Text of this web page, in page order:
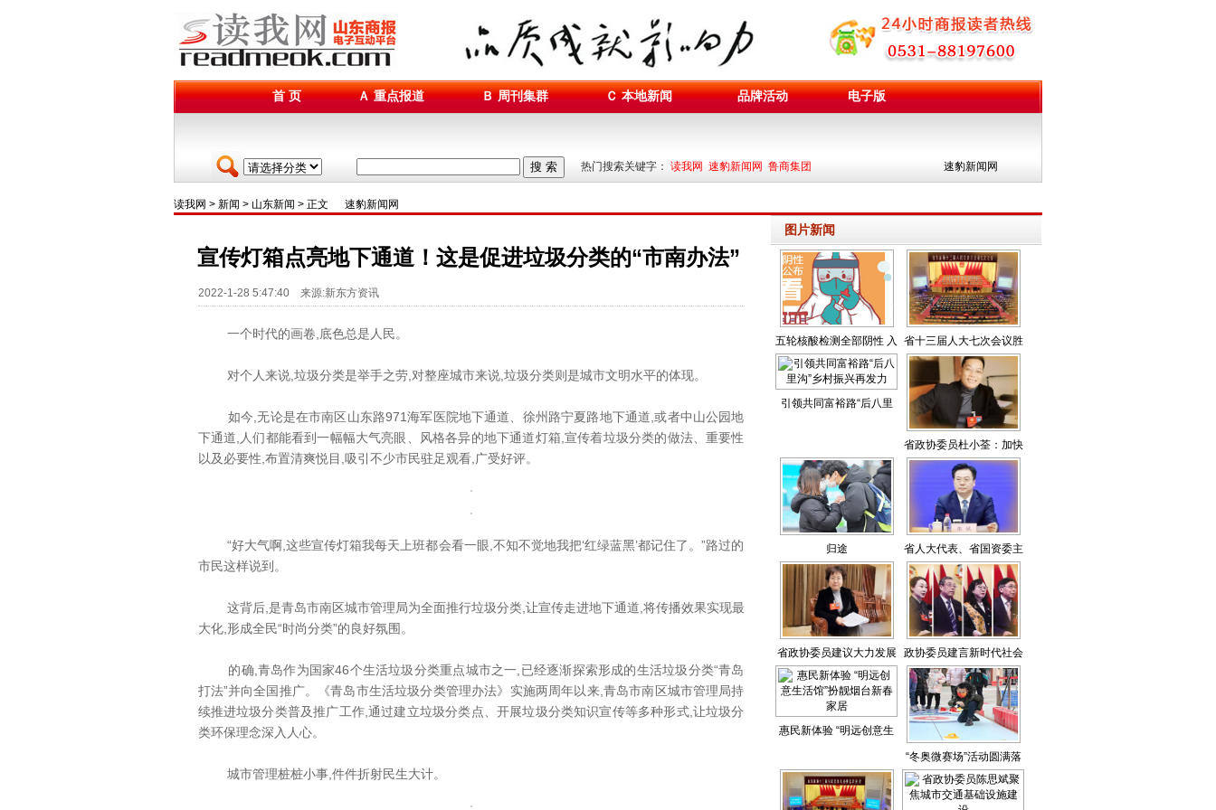
首 页 Ａ 重点报道 Ｂ 周刊集群 Ｃ 本地新闻 品牌活动 电子版
搜 索 热门搜索关键字： 读我网 速豹新闻网 鲁商集团 速豹新闻网
读我网 > 新闻 > 山东新闻 > 正文 速豹新闻网
宣传灯箱点亮地下通道！这是促进垃圾分类的“市南办法”
2022-1-28 5:47:40 来源:新东方资讯
一个时代的画卷,底色总是人民。
对个人来说,垃圾分类是举手之劳,对整座城市来说,垃圾分类则是城市文明水平的体现。
如今,无论是在市南区山东路971海军医院地下通道、徐州路宁夏路地下通道,或者中山公园地
下通道,人们都能看到一幅幅大气亮眼、风格各异的地下通道灯箱,宣传着垃圾分类的做法、重要性
以及必要性,布置清爽悦目,吸引不少市民驻足观看,广受好评。
“好大气啊,这些宣传灯箱我每天上班都会看一眼,不知不觉地我把‘红绿蓝黑’都记住了。”路过的
市民这样说到。
这背后,是青岛市南区城市管理局为全面推行垃圾分类,让宣传走进地下通道,将传播效果实现最
大化,形成全民“时尚分类”的良好氛围。
的确,青岛作为国家46个生活垃圾分类重点城市之一,已经逐渐探索形成的生活垃圾分类“青岛
打法”并向全国推广。《青岛市生活垃圾分类管理办法》实施两周年以来,青岛市南区城市管理局持
续推进垃圾分类普及推广工作,通过建立垃圾分类点、开展垃圾分类知识宣传等多种形式,让垃圾分
类环保理念深入人心。
城市管理桩桩小事,件件折射民生大计。
图片新闻
五轮核酸检测全部阴性 入
济返济最新政策公布
省十三届人大七次会议胜
利闭幕
引领共同富裕路“后八里
省政协委员杜小荃：加快
推进山东黄河文化旅游带
建设
归途 省人大代表、省国资委主
任张斌：围绕“十强”产业
新组建省属企业
省政协委员建议大力发展
社区养老机构
政协委员建言新时代社会
主义现代化强省建设
惠民新体验 “明远创意生
“冬奥微赛场”活动圆满落
幕